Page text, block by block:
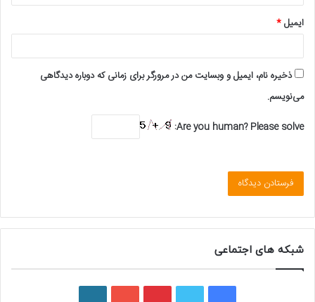
ایمیل*
ذخیره نام، ایمیل و وبسایت من در مرورگر برای زمانی که دوباره دیدگاهی
می‌نویسم.
Are you human? Please solve:
شبکه های اجتماعی